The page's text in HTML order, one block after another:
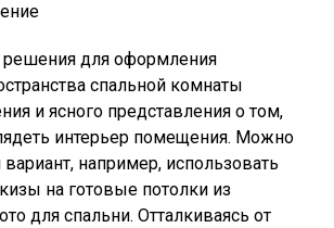
решения для оформления
спальной комнаты
и ясного представления о том,
интерьер помещения. Можно
например, использовать
на готовые потолки из
для спальни. Отталкиваясь от